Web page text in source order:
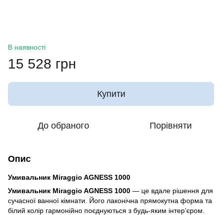
В наявності
15 528 грн
Купити
До обраного Порівняти
Опис
Умивальник Miraggio AGNESS 1000
Умивальник Miraggio AGNESS 1000 — це вдале рішення для
сучасної ванної кімнати. Його лаконічна прямокутна форма та
білий колір гармонійно поєднуються з будь-яким інтер’єром.